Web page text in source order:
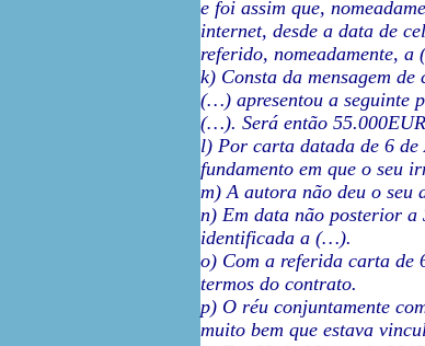
e foi assim que,
internet, desde a data de
referido, nomeadamente,
k) Consta da mensagem
(…) apresentou a seguinte
(…). Será então
l) Por carta datada de 6 de
fundamento em que o seu
m) A autora não deu o seu
n) Em data não posterior a
identificada a (…).
o) Com a referida carta de
termos do contrato.
p) O réu conjuntamente
muito bem que estava